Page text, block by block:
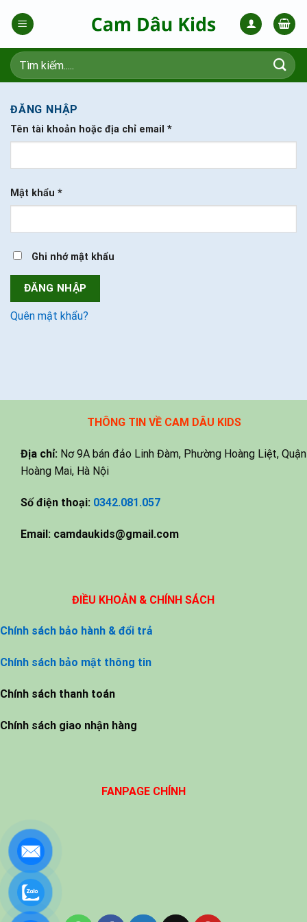
Tìm
kiếm:
ĐĂNG NHẬP
Tên tài khoản hoặc địa chỉ email *
Mật khẩu *
Ghi nhớ mật khẩu
ĐĂNG NHẬP
Quên mật khẩu?
THÔNG TIN VỀ CAM DÂU KIDS
Địa chỉ: Nơ 9A bán đảo Linh Đàm, Phường Hoàng Liệt, Quận
Hoàng Mai, Hà Nội
Số điện thoại: 0342.081.057
Email: camdaukids@gmail.com
ĐIỀU KHOẢN & CHÍNH SÁCH
Chính sách bảo hành & đổi trả
Chính sách bảo mật thông tin
Chính sách thanh toán
Chính sách giao nhận hàng
FANPAGE CHÍNH